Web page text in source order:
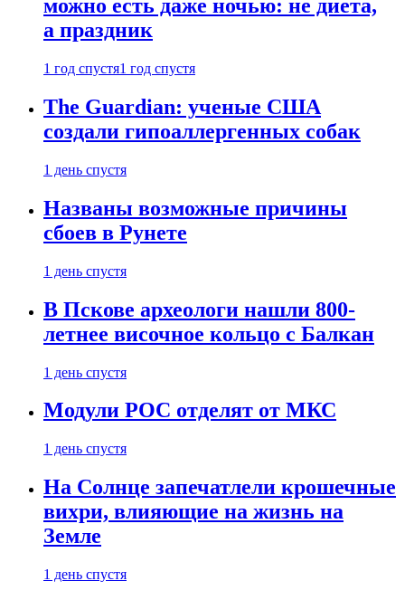
можно есть даже ночью: не диета,
а праздник
1 год спустя1 год спустя
The Guardian: ученые США
создали гипоаллергенных собак
1 день спустя
Названы возможные причины
сбоев в Рунете
1 день спустя
В Пскове археологи нашли 800-
летнее височное кольцо с Балкан
1 день спустя
Модули РОС отделят от МКС
1 день спустя
На Солнце запечатлели крошечные
вихри, влияющие на жизнь на
Земле
1 день спустя